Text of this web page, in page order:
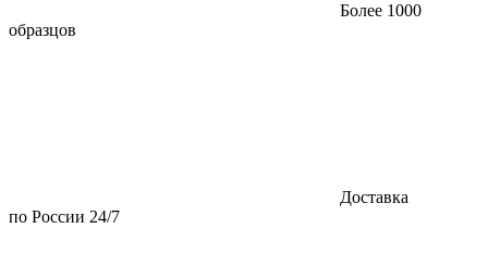
Более 1000
образцов
Доставка
по России 24/7